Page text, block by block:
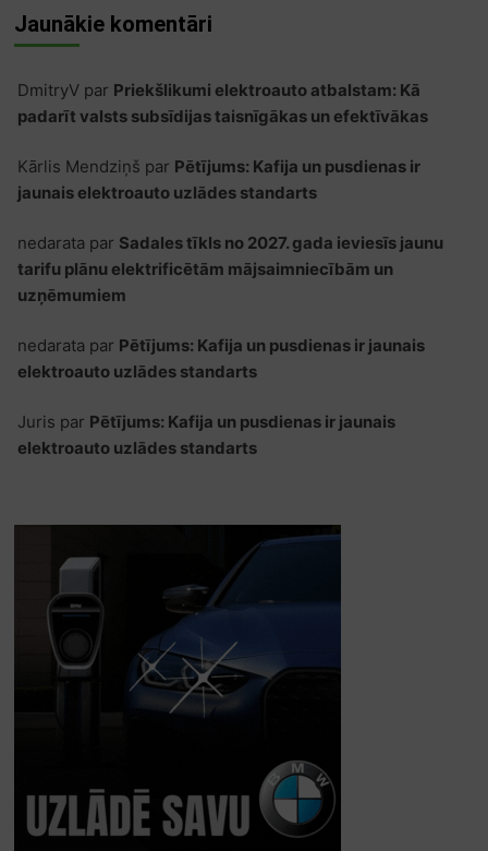
Jaunākie komentāri
DmitryVpar Priekšlikumi elektroauto atbalstam: Kā
padarīt valsts subsīdijas taisnīgākas un efektīvākas
Kārlis Mendziņš par Pētījums: Kafija un pusdienas ir
jaunais elektroauto uzlādes standarts
nedarata par Sadales tīkls no 2027. gada ieviesīs jaunu
tarifu plānu elektrificētām mājsaimniecībām un
uzņēmumiem
nedarata par Pētījums: Kafija un pusdienas ir jaunais
elektroauto uzlādes standarts
Juris par Pētījums: Kafija un pusdienas ir jaunais
elektroauto uzlādes standarts